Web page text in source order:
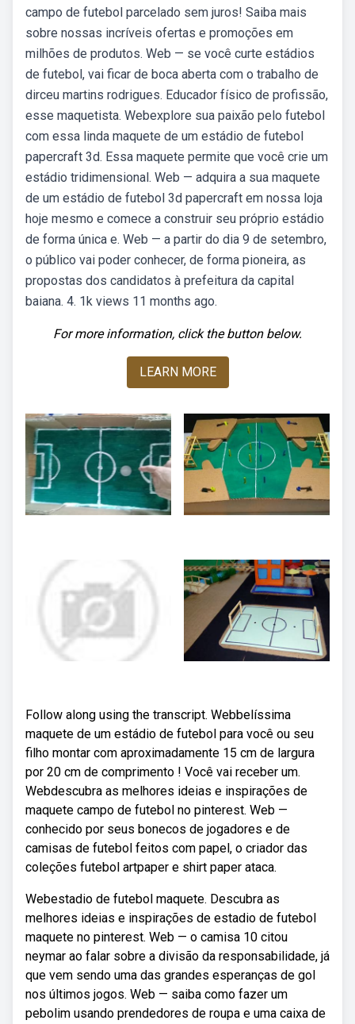
campo de futebol parcelado sem juros! Saiba mais
sobre nossas incríveis ofertas e promoções em
milhões de produtos. Web — se você curte estádios
de futebol, vai ficar de boca aberta com o trabalho de
dirceu martins rodrigues. Educador físico de profissão,
esse maquetista. Webexplore sua paixão pelo futebol
com essa linda maquete de um estádio de futebol
papercraft 3d. Essa maquete permite que você crie um
estádio tridimensional. Web — adquira a sua maquete
de um estádio de futebol 3d papercraft em nossa loja
hoje mesmo e comece a construir seu próprio estádio
de forma única e. Web — a partir do dia 9 de setembro,
o público vai poder conhecer, de forma pioneira, as
propostas dos candidatos à prefeitura da capital
baiana. 4. 1k views 11 months ago.
For more information, click the button below.
LEARN MORE
Follow along using the transcript. Webbelíssima
maquete de um estádio de futebol para você ou seu
filho montar com aproximadamente 15 cm de largura
por 20 cm de comprimento ! Você vai receber um.
Webdescubra as melhores ideias e inspirações de
maquete campo de futebol no pinterest. Web —
conhecido por seus bonecos de jogadores e de
camisas de futebol feitos com papel, o criador das
coleções futebol artpaper e shirt paper ataca.
Webestadio de futebol maquete. Descubra as
melhores ideias e inspirações de estadio de futebol
maquete no pinterest. Web — o camisa 10 citou
neymar ao falar sobre a divisão da responsabilidade, já
que vem sendo uma das grandes esperanças de gol
nos últimos jogos. Web — saiba como fazer um
pebolim usando prendedores de roupa e uma caixa de